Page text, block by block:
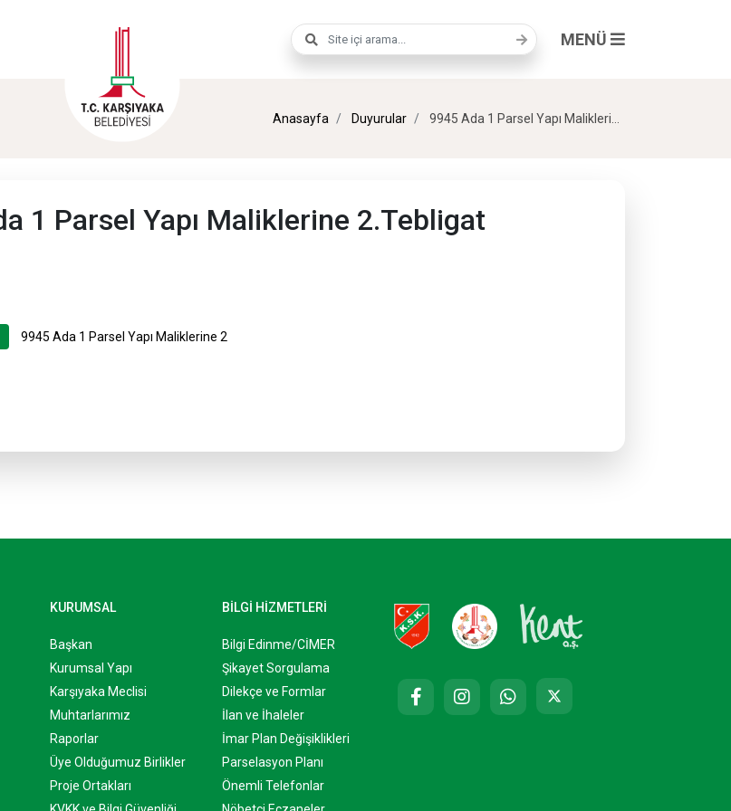
Arama terimi MENÜ
Anasayfa Duyurular 9945 Ada 1 Parsel Yapı Maliklerine 2.Tebligat
1 Parsel Yapı Maliklerine 2.Tebligat
9945 Ada 1 Parsel Yapı Maliklerine 2
KURUMSAL
Başkan
Kurumsal Yapı
Karşıyaka Meclisi
Muhtarlarımız
Raporlar
Üye Olduğumuz Birlikler
Proje Ortakları
BİLGİ HİZMETLERİ
Bilgi Edinme/CİMER
Şikayet Sorgulama
Dilekçe ve Formlar
İlan ve İhaleler
İmar Plan Değişiklikleri
Parselasyon Planı
Önemli Telefonlar